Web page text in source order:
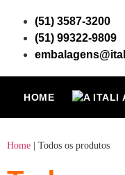
(51) 3587-3200
(51) 99322-9809
HOME
Home Todos os produtos